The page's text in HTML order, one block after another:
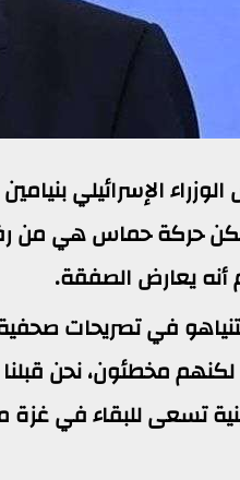
الإسرائيلي
لكن حركة حماس هي من
أنه يعارض الصفقة.
في تصريحات
مخطئون، نحن
تسعى للبقاء في غزة